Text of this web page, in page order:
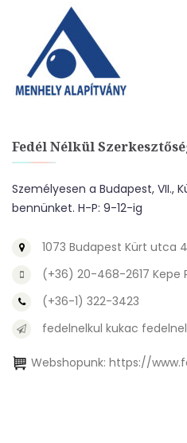
Fedél Nélkül
Személyesen a Budapest, VII.,
bennünket. H-P: 9-12-ig
1073 Budapest Kürt utca
(+36) 20-468-2617 Kepe
(+36-1) 322-3423
fedelnelkul kukac
Webshopunk: https://